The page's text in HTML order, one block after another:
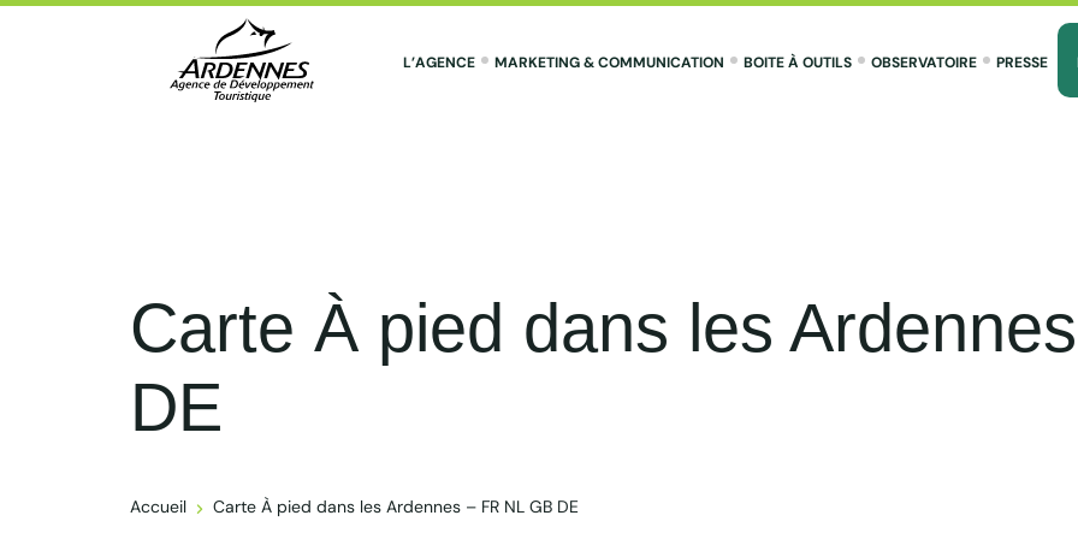
L’AGENCE MARKETING & COMMUNICATION BOITE À OUTILS OBSERVATOIRE PRESSE
Carte À pied dans les
DE
Accueil Carte À pied dans les Ardennes – FR NL GB DE